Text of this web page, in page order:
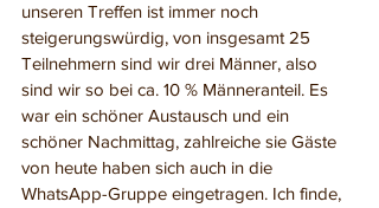
unseren Treffen ist immer noch
steigerungswürdig, von insgesamt 25
Teilnehmern sind wir drei Männer, also
sind wir so bei ca. 10 % Männeranteil. Es
war ein schöner Austausch und ein
schöner Nachmittag, zahlreiche sie Gäste
von heute haben sich auch in die
WhatsApp-Gruppe eingetragen. Ich finde,